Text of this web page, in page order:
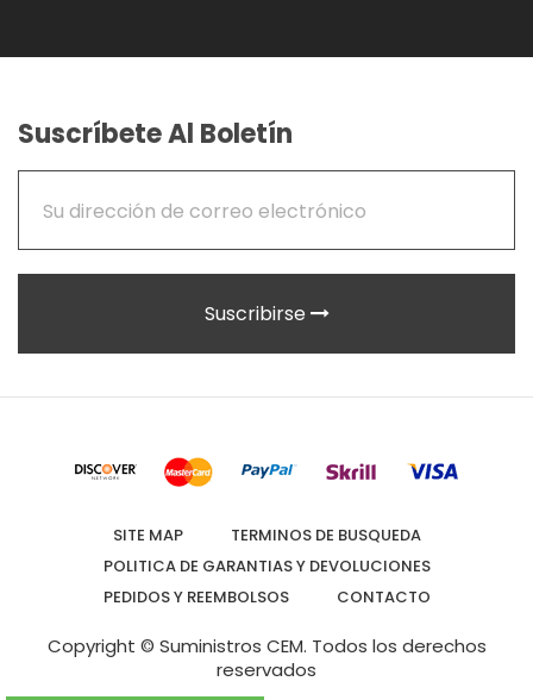
Suscríbete Al Boletín
Suscribirse
SITE MAP
TERMINOS DE BUSQUEDA
POLITICA DE GARANTIAS Y DEVOLUCIONES
PEDIDOS Y REEMBOLSOS
CONTACTO
Copyright © Suministros CEM. Todos los derechos
reservados